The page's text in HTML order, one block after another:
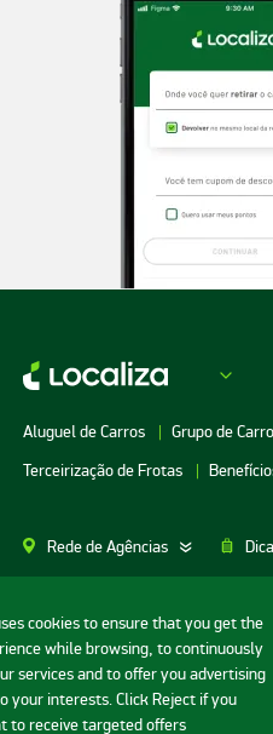
cookies to ensure that you get the
while browsing, to continuously
services and to offer you advertising
your interests. Click Reject if you
to receive targeted offers
Aluguel de Carros Grupo de
Terceirização de Frotas
Rede de Agências
Aluguel de Carros SP
Aluguel de Carros Porto Alegre
Aluguel de Carros RJ
Aluguel de Carros BH
Informações ao consumidor:
Sede: Avenida Bernardo
Central de Reservas e Assistência
Mapa do site Termos de uso